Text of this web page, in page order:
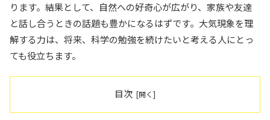
ります。結果として、自然への好奇心が広がり、家族や友達
と話し合うときの話題も豊かになるはずです。大気現象を理
解する力は、将来、科学の勉強を続けたいと考える人にとっ
ても役立ちます。
目次